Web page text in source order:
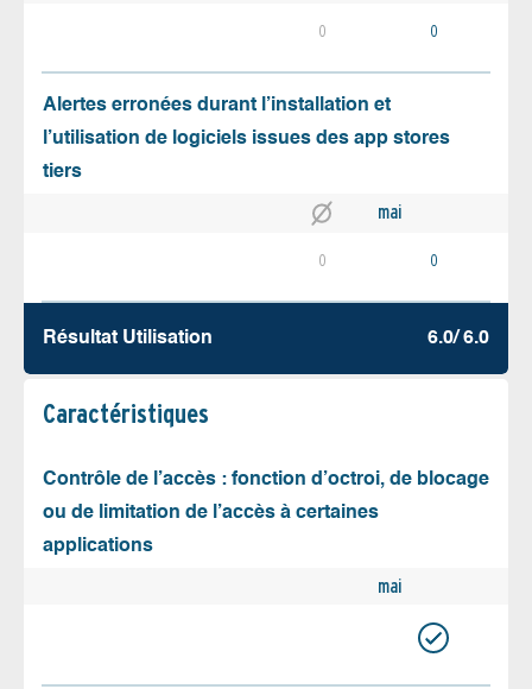
0 0
Alertes erronées durant l’installation et
l’utilisation de logiciels issues des app stores
tiers
mai
0 0
Résultat Utilisation 6.0/ 6.0
Caractéristiques
Contrôle de l’accès : fonction d’octroi, de blocage
ou de limitation de l’accès à certaines
applications
mai